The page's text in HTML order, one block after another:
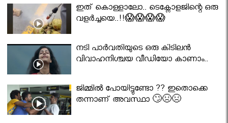
ഇത് കൊള്ളാലോ.. ടെക്നോളജിന്റെ ഒരു
വളർച്ചയെ..!!😱😱😱😱
നടി പാർവതിയുടെ ഒരു കിടിലൻ
വിവാഹനിശ്ചയ വീഡിയോ കാണാം..
ജിമ്മിൽ പോയിട്ടുണ്ടോ ?? ഇതൊക്കെ
തന്നാണ് അവസ്ഥാ 🙄😣😣